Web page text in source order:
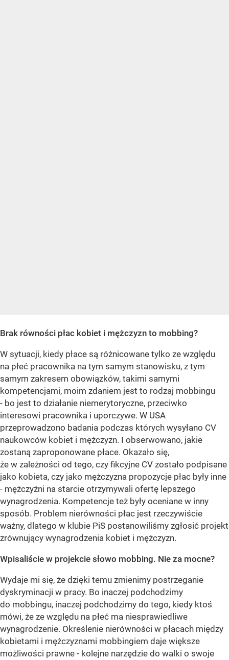
Brak równości płac kobiet i mężczyzn to mobbing?
W sytuacji, kiedy płace są różnicowane tylko ze względu
na płeć pracownika na tym samym stanowisku, z tym
samym zakresem obowiązków, takimi samymi
kompetencjami, moim zdaniem jest to rodzaj mobbingu
- bo jest to działanie niemerytoryczne, przeciwko
interesowi pracownika i uporczywe. W USA
przeprowadzono badania podczas których wysyłano CV
naukowców kobiet i mężczyzn. I obserwowano, jakie
zostaną zaproponowane płace. Okazało się,
że w zależności od tego, czy fikcyjne CV zostało podpisane
jako kobieta, czy jako mężczyzna propozycje płac były inne
- mężczyźni na starcie otrzymywali ofertę lepszego
wynagrodzenia. Kompetencje też były oceniane w inny
sposób. Problem nierówności płac jest rzeczywiście
ważny, dlatego w klubie PiS postanowiliśmy zgłosić projekt
zrównujący wynagrodzenia kobiet i mężczyzn.
Wpisaliście w projekcie słowo mobbing. Nie za mocne?
Wydaje mi się, że dzięki temu zmienimy postrzeganie
dyskryminacji w pracy. Bo inaczej podchodzimy
do mobbingu, inaczej podchodzimy do tego, kiedy ktoś
mówi, że ze względu na płeć ma niesprawiedliwe
wynagrodzenie. Określenie nierówności w płacach między
kobietami i mężczyznami mobbingiem daje większe
możliwości prawne - kolejne narzędzie do walki o swoje